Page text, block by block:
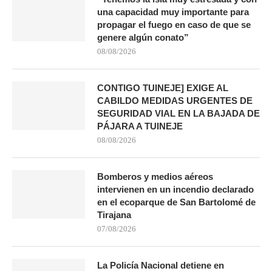
una capacidad muy importante para
propagar el fuego en caso de que se
genere algún conato”
08/08/2026
CONTIGO TUINEJE] EXIGE AL
CABILDO MEDIDAS URGENTES DE
SEGURIDAD VIAL EN LA BAJADA DE
PÁJARA A TUINEJE
08/08/2026
Bomberos y medios aéreos
intervienen en un incendio declarado
en el ecoparque de San Bartolomé de
Tirajana
07/08/2026
La Policía Nacional detiene en